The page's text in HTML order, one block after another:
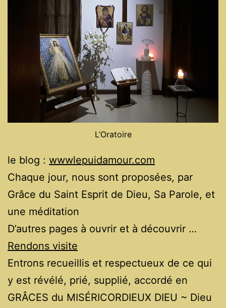
L’Oratoire
le blog : wwwlepuidamour.com
Chaque jour, nous sont proposées, par
Grâce du Saint Esprit de Dieu, Sa Parole, et
une méditation
D’autres pages à ouvrir et à découvrir …
Rendons visite
Entrons recueillis et respectueux de ce qui
y est révélé, prié, supplié, accordé en
GRÂCES du MISÉRICORDIEUX DIEU ~ Dieu